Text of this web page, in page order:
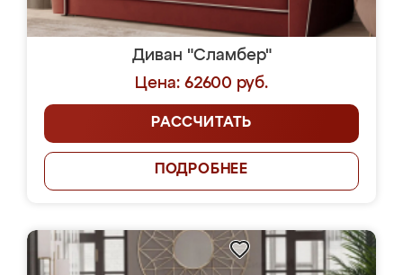
Диван "Сламбер"
Цена: 62600 руб.
РАССЧИТАТЬ
ПОДРОБНЕЕ